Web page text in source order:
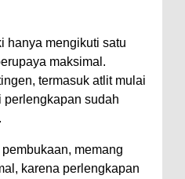
hanya mengikuti satu
maksimal.
termasuk atlit mulai
sudah
memang
karena perlengkapan